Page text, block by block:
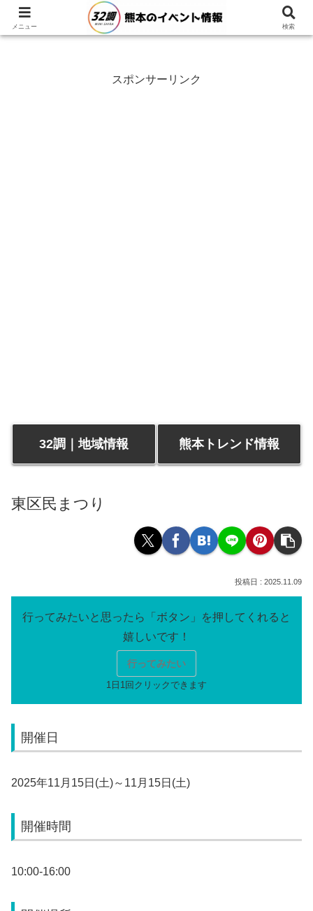
スポンサーリンク
32調｜地域情報 熊本トレンド情報
東区民まつり
2025.11.09
行ってみたい
開催日
2025年11月15日(土)～11月15日(土)
開催時間
10:00-16:00
メニュー 検索